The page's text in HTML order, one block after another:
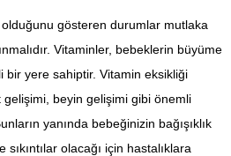
gösteren durumlar mutlaka
Vitaminler, bebeklerin büyüme
bir yere sahiptir. Vitamin eksikliği
beyin gelişimi gibi önemli
yanında bebeğinizin bağışıklık
olacağı için hastalıklara